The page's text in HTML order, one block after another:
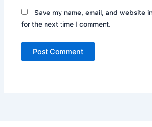
Save my name, email, and website
for the next time I comment.